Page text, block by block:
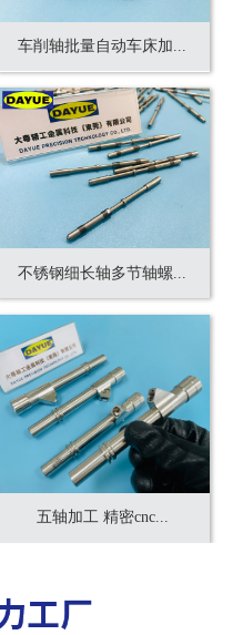
车削轴批量自动车床加...
不锈钢细长轴多节轴螺...
五轴加工 精密cnc...